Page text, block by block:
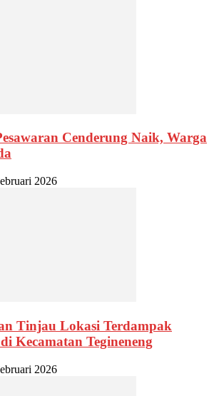
Cenderung Naik, Warga
2026
Tinjau Lokasi Terdampak
Kecamatan Tegineneng
2026